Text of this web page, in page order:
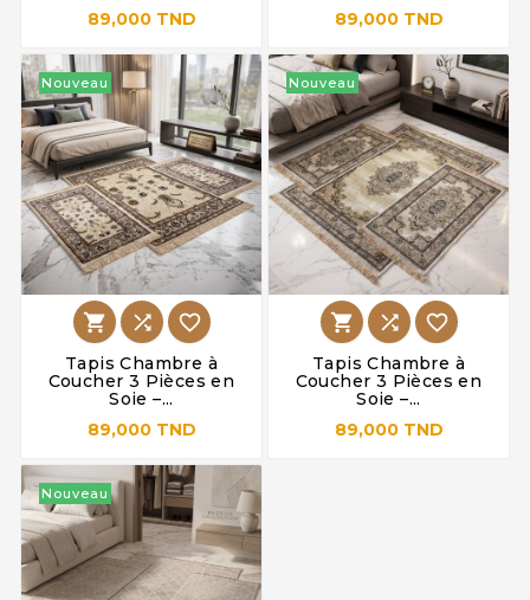
89,000 TND
89,000 TND
Nouveau
  
Tapis Chambre à
Coucher 3 Pièces en
Soie –...
89,000 TND
Nouveau
  
Tapis Chambre à
Coucher 3 Pièces en
Soie –...
89,000 TND
Nouveau